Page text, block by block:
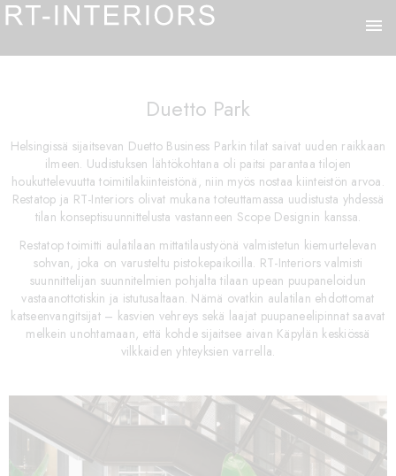
menu
Duetto Park
Helsingissä sijaitsevan Duetto Business Parkin tilat saivat uuden raikkaan
ilmeen. Uudistuksen lähtökohtana oli paitsi parantaa tilojen
houkuttelevuutta toimitilakiinteistönä, niin myös nostaa kiinteistön arvoa.
Restatop ja RT-Interiors olivat mukana toteuttamassa uudistusta yhdessä
tilan konseptisuunnittelusta vastanneen Scope Designin kanssa.
Restatop toimitti aulatilaan mittatilaustyönä valmistetun kiemurtelevan
sohvan, joka on varusteltu pistokepaikoilla. RT-Interiors valmisti
suunnittelijan suunnitelmien pohjalta tilaan upean puupaneloidun
vastaanottotiskin ja istutusaltaan. Nämä ovatkin aulatilan ehdottomat
katseenvangitsijat – kasvien vehreys sekä laajat puupaneelipinnat saavat
melkein unohtamaan, että kohde sijaitsee aivan Käpylän keskiössä
vilkkaiden yhteyksien varrella.